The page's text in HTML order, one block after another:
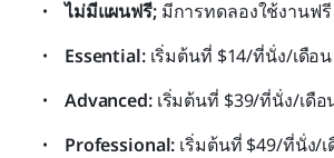
ไม่มีแผนฟรี; มีการทดลองใช้งานฟรี
Essential: เริ่มต้นที่ $14/ที่นั่ง/เดือน
Advanced: เริ่มต้นที่ $39/ที่นั่ง/เดือ
Professional: เริ่มต้นที่ $49/ที่นั่ง/